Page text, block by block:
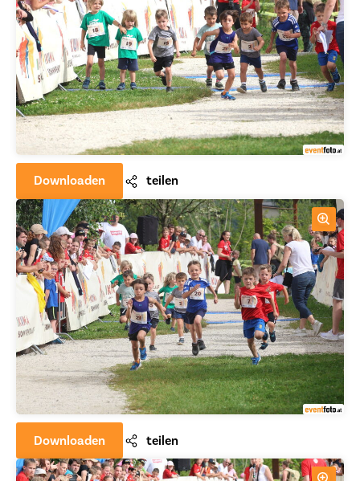
Downloaden teilen
Downloaden teilen